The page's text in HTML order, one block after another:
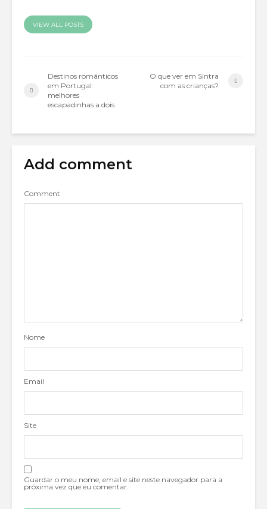
VIEW ALL POSTS
Destinos românticos
em Portugal:
melhores
escapadinhas a dois
O que ver em Sintra
com as crianças?
Add comment
Comment
Nome
Email
Site
Guardar o meu nome, email e site neste navegador para a
próxima vez que eu comentar.